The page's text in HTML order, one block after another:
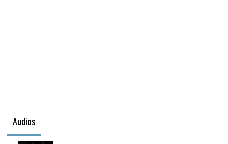
Audios